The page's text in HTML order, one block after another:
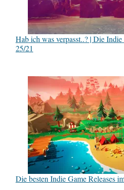
Hab ich was verpasst..? | Die
25/21
Die besten Indie Game Releases